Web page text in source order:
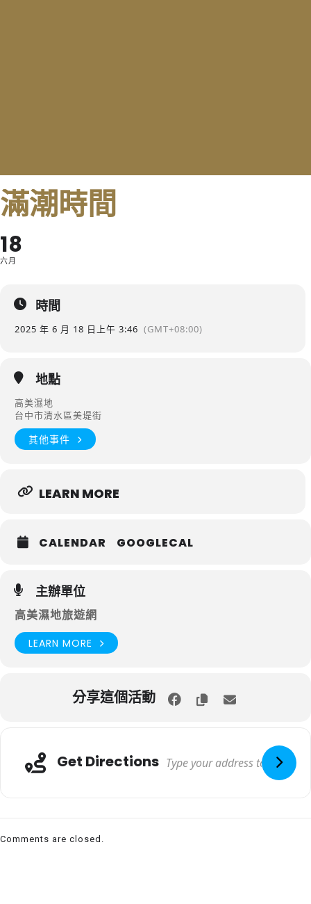
滿潮時間
18
六月
時間
2025 年 6 月 18 日 上午 3:46 (GMT+08:00)
地點
高美濕地
台中市清水區美堤街
其他事件
LEARN MORE
CALENDAR GOOGLECAL
主辦單位
高美濕地旅遊網
LEARN MORE
分享這個活動
Get Directions
Comments are closed.